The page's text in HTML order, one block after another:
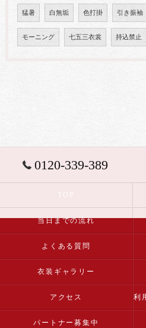
猛暑 白無垢 色打掛 引き振袖
モーニング 七五三衣裳 持込禁止
0120-339-389
当日までの流れ
よくある質問
衣装ギャラリー
アクセス
パートナー募集中